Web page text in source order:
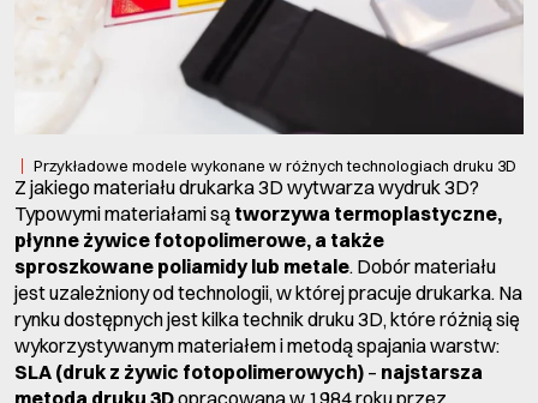
Przykładowe modele wykonane w różnych technologiach druku 3D
Z jakiego materiału drukarka 3D wytwarza wydruk 3D?
Typowymi materiałami są tworzywa termoplastyczne,
płynne żywice fotopolimerowe, a także
sproszkowane poliamidy lub metale. Dobór materiału
jest uzależniony od technologii, w której pracuje drukarka. Na
rynku dostępnych jest kilka technik druku 3D, które różnią się
wykorzystywanym materiałem i metodą spajania warstw:
SLA (druk z żywic fotopolimerowych) – najstarsza
metoda druku 3Dopracowana w 1984 roku przez